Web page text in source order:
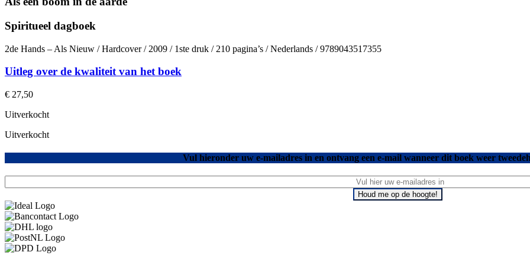
Spiritueel dagboek
2de Hands – Als Nieuw / Hardcover / 2009 / 1ste druk / 210 pagina’s / Nederlands / 9789043517355
Uitleg over de kwaliteit van het boek
€ 27,50
Uitverkocht
Uitverkocht
Vul hieronder uw e-mailadres in en ontvang een e-mail wanneer dit boek weer
Houd me op de hoogte!